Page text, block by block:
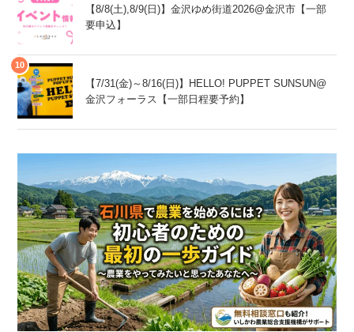
【8/8(土),8/9(日)】金沢ゆめ街道2026@金沢市【一部
要申込】
【7/31(金)～8/16(日)】HELLO! PUPPET SUNSUN@
金沢フォーラス【一部日程要予約】